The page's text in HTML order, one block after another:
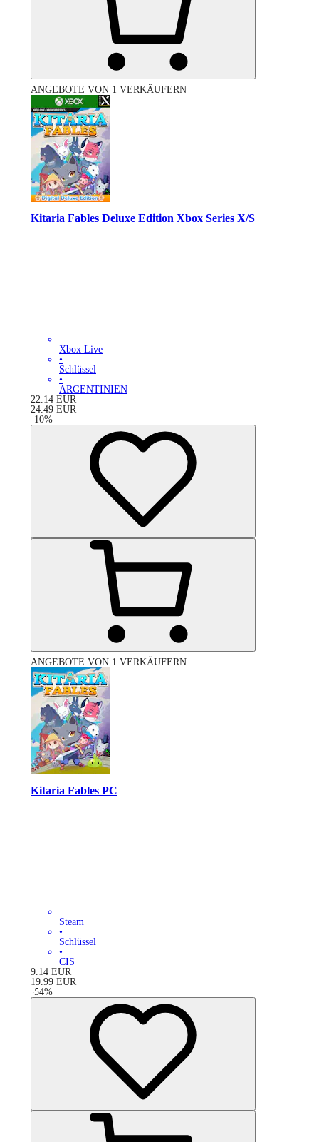
ANGEBOTE VON 1 VERKÄUFERN
Kitaria Fables Deluxe Edition Xbox Series X/S
Xbox Live
•
Schlüssel
•
ARGENTINIEN
22.14 EUR
24.49 EUR
-10%
ANGEBOTE VON 1 VERKÄUFERN
Kitaria Fables PC
Steam
•
Schlüssel
•
CIS
9.14 EUR
19.99 EUR
-54%